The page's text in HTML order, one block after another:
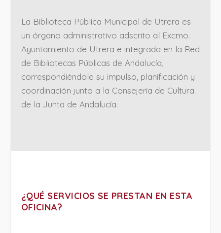
La Biblioteca Pública Municipal de Utrera es
un órgano administrativo adscrito al Excmo.
Ayuntamiento de Utrera e integrada en la Red
de Bibliotecas Públicas de Andalucía,
correspondiéndole su impulso, planificación y
coordinación junto a la Consejería de Cultura
de la Junta de Andalucía.
¿QUÉ SERVICIOS SE PRESTAN EN ESTA
OFICINA?